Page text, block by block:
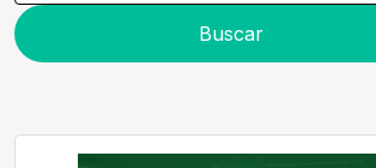
Buscar